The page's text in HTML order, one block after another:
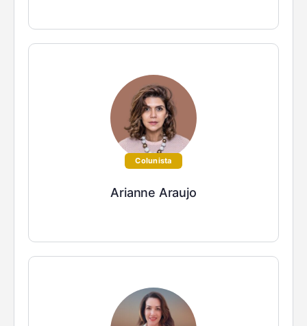
Colunista
Arianne Araujo